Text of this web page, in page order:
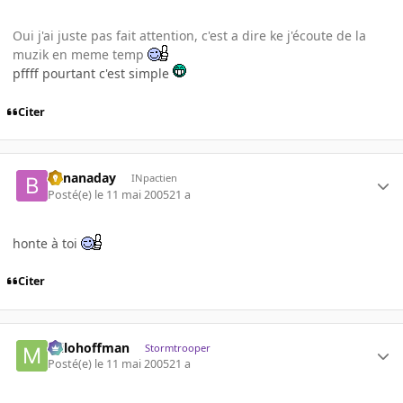
Oui j'ai juste pas fait attention, c'est a dire ke j'écoute de la
muzik en meme temp
pffff pourtant c'est simple
Citer
bananaday INpactien
Posté(e) le 11 mai 200521 a
honte à toi
Citer
milohoffman Stormtrooper
Posté(e) le 11 mai 200521 a